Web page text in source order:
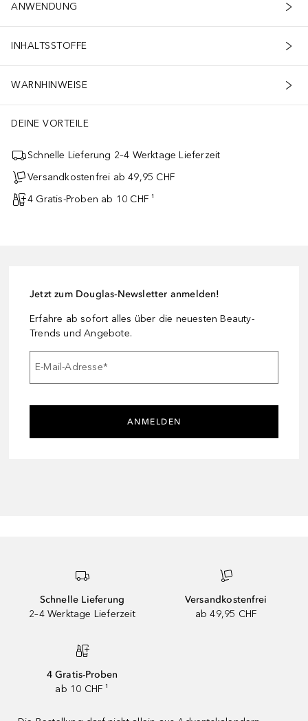
ANWENDUNG
INHALTSSTOFFE
WARNHINWEISE
DEINE VORTEILE
Schnelle Lieferung 2–4 Werktage Lieferzeit
Versandkostenfrei ab 49,95 CHF
4 Gratis-Proben ab 10 CHF ¹
Jetzt zum Douglas-Newsletter anmelden!
Erfahre ab sofort alles über die neuesten Beauty-
Trends und Angebote.
E-Mail-Adresse*
ANMELDEN
Schnelle Lieferung
2–4 Werktage Lieferzeit
Versandkostenfrei
ab 49,95 CHF
4 Gratis-Proben
ab 10 CHF ¹